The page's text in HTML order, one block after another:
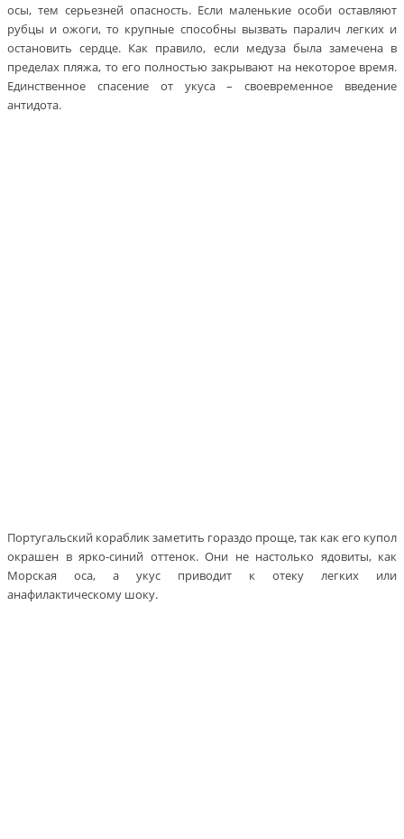
осы, тем серьезней опасность. Если маленькие особи оставляют
рубцы и ожоги, то крупные способны вызвать паралич легких и
остановить сердце. Как правило, если медуза была замечена в
пределах пляжа, то его полностью закрывают на некоторое время.
Единственное спасение от укуса – своевременное введение
антидота.
Португальский кораблик заметить гораздо проще, так как его купол
окрашен в ярко-синий оттенок. Они не настолько ядовиты, как
Морская оса, а укус приводит к отеку легких или
анафилактическому шоку.